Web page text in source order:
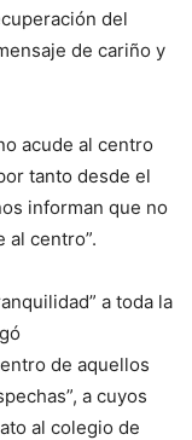
del
de cariño y
acude al centro
tanto desde el
informan que no
al centro”.
a toda la
de aquellos
a cuyos
al colegio de